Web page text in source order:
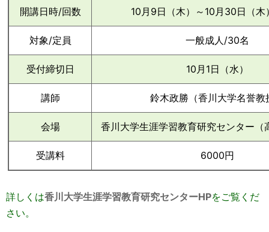
開講日時/回数 10月9日（木）～10月30日（
対象/定員 一般成人/30名
受付締切日 10月1日（水）
講師 鈴木政勝（香川大学名誉教
会場 香川大学生涯学習教育研究センター（
受講料 6000円
詳しくは香川大学生涯学習教育研究センターHPをご覧くだ
さい。